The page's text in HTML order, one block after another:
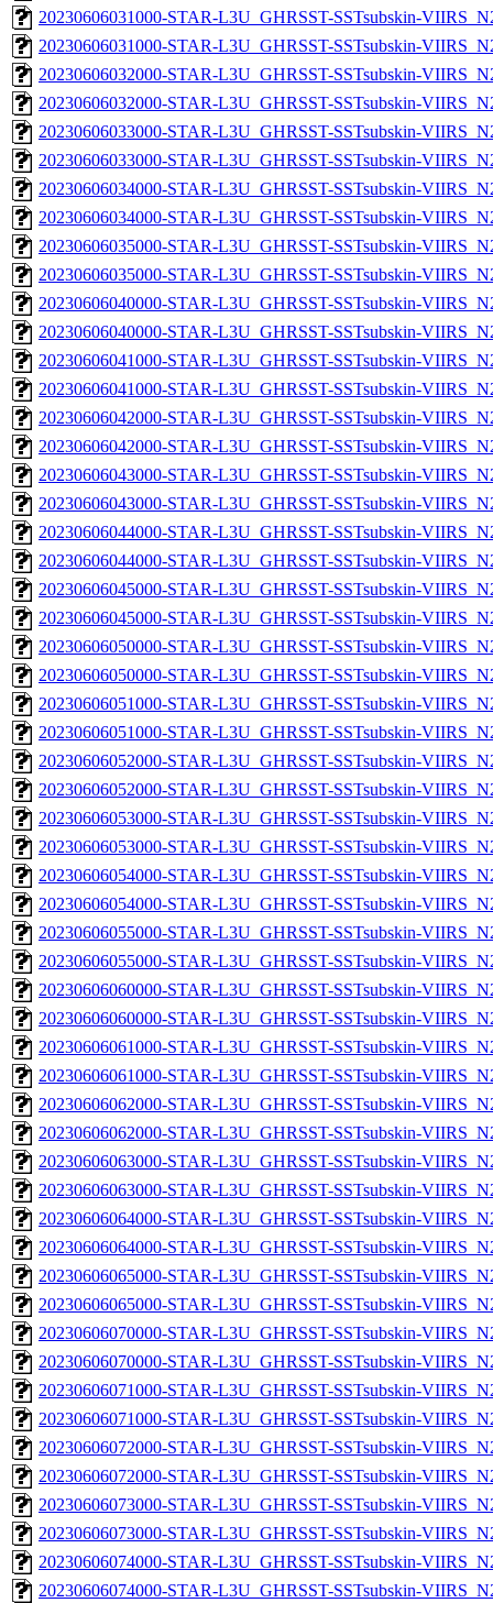
20230606031000-STAR-L3U_GHRSST-SSTsubskin-
20230606031000-STAR-L3U_GHRSST-SSTsubskin-
20230606032000-STAR-L3U_GHRSST-SSTsubskin-
20230606032000-STAR-L3U_GHRSST-SSTsubskin-
20230606033000-STAR-L3U_GHRSST-SSTsubskin-
20230606033000-STAR-L3U_GHRSST-SSTsubskin-
20230606034000-STAR-L3U_GHRSST-SSTsubskin-
20230606034000-STAR-L3U_GHRSST-SSTsubskin-
20230606035000-STAR-L3U_GHRSST-SSTsubskin-
20230606035000-STAR-L3U_GHRSST-SSTsubskin-
20230606040000-STAR-L3U_GHRSST-SSTsubskin-
20230606040000-STAR-L3U_GHRSST-SSTsubskin-
20230606041000-STAR-L3U_GHRSST-SSTsubskin-
20230606041000-STAR-L3U_GHRSST-SSTsubskin-
20230606042000-STAR-L3U_GHRSST-SSTsubskin-
20230606042000-STAR-L3U_GHRSST-SSTsubskin-
20230606043000-STAR-L3U_GHRSST-SSTsubskin-
20230606043000-STAR-L3U_GHRSST-SSTsubskin-
20230606044000-STAR-L3U_GHRSST-SSTsubskin-
20230606044000-STAR-L3U_GHRSST-SSTsubskin-
20230606045000-STAR-L3U_GHRSST-SSTsubskin-
20230606045000-STAR-L3U_GHRSST-SSTsubskin-
20230606050000-STAR-L3U_GHRSST-SSTsubskin-
20230606050000-STAR-L3U_GHRSST-SSTsubskin-
20230606051000-STAR-L3U_GHRSST-SSTsubskin-
20230606051000-STAR-L3U_GHRSST-SSTsubskin-
20230606052000-STAR-L3U_GHRSST-SSTsubskin-
20230606052000-STAR-L3U_GHRSST-SSTsubskin-
20230606053000-STAR-L3U_GHRSST-SSTsubskin-
20230606053000-STAR-L3U_GHRSST-SSTsubskin-
20230606054000-STAR-L3U_GHRSST-SSTsubskin-
20230606054000-STAR-L3U_GHRSST-SSTsubskin-
20230606055000-STAR-L3U_GHRSST-SSTsubskin-
20230606055000-STAR-L3U_GHRSST-SSTsubskin-
20230606060000-STAR-L3U_GHRSST-SSTsubskin-
20230606060000-STAR-L3U_GHRSST-SSTsubskin-
20230606061000-STAR-L3U_GHRSST-SSTsubskin-
20230606061000-STAR-L3U_GHRSST-SSTsubskin-
20230606062000-STAR-L3U_GHRSST-SSTsubskin-
20230606062000-STAR-L3U_GHRSST-SSTsubskin-
20230606063000-STAR-L3U_GHRSST-SSTsubskin-
20230606063000-STAR-L3U_GHRSST-SSTsubskin-
20230606064000-STAR-L3U_GHRSST-SSTsubskin-
20230606064000-STAR-L3U_GHRSST-SSTsubskin-
20230606065000-STAR-L3U_GHRSST-SSTsubskin-
20230606065000-STAR-L3U_GHRSST-SSTsubskin-
20230606070000-STAR-L3U_GHRSST-SSTsubskin-
20230606070000-STAR-L3U_GHRSST-SSTsubskin-
20230606071000-STAR-L3U_GHRSST-SSTsubskin-
20230606071000-STAR-L3U_GHRSST-SSTsubskin-
20230606072000-STAR-L3U_GHRSST-SSTsubskin-
20230606072000-STAR-L3U_GHRSST-SSTsubskin-
20230606073000-STAR-L3U_GHRSST-SSTsubskin-
20230606073000-STAR-L3U_GHRSST-SSTsubskin-
20230606074000-STAR-L3U_GHRSST-SSTsubskin-
20230606074000-STAR-L3U_GHRSST-SSTsubskin-